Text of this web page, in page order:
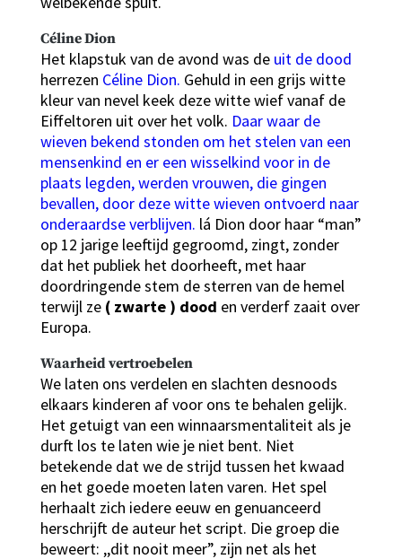
Céline Dion
Het klapstuk van de avond was de uit de dood
herrezen Céline Dion. Gehuld in een grijs witte
kleur van nevel keek deze witte wief vanaf de
Eiffeltoren uit over het volk. Daar waar de
wieven bekend stonden om het stelen van een
mensenkind en er een wisselkind voor in de
plaats legden, werden vrouwen, die gingen
bevallen, door deze witte wieven ontvoerd naar
onderaardse verblijven. lá Dion door haar “man”
op 12 jarige leeftijd gegroomd, zingt, zonder
dat het publiek het doorheeft, met haar
doordringende stem de sterren van de hemel
terwijl ze ( zwarte ) dood en verderf zaait over
Europa.
Waarheid vertroebelen
We laten ons verdelen en slachten desnoods
elkaars kinderen af voor ons te behalen gelijk.
Het getuigt van een winnaarsmentaliteit als je
durft los te laten wie je niet bent. Niet
betekende dat we de strijd tussen het kwaad
en het goede moeten laten varen. Het spel
herhaalt zich iedere eeuw en genuanceerd
herschrijft de auteur het script. Die groep die
beweert: ,,dit nooit meer”, zijn net als het